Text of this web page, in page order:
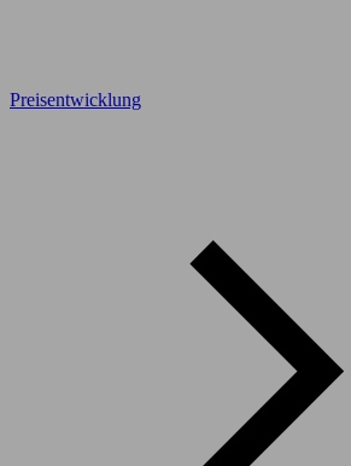
Preisentwicklung